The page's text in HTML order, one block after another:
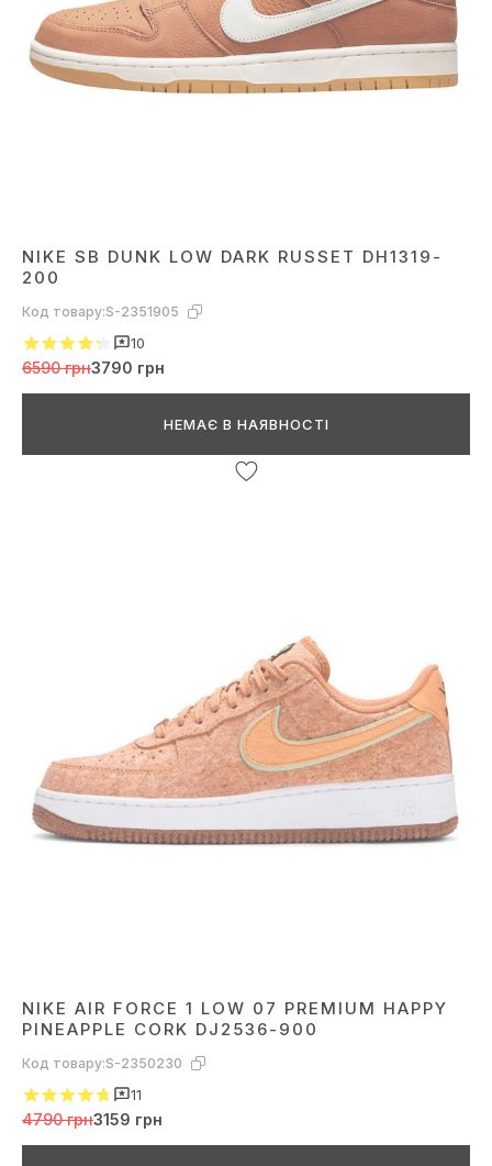
NIKE SB DUNK LOW DARK RUSSET DH1319-
200
Код товару:S-2351905
10
6590 грн3790 грн
НЕМАЄ В НАЯВНОСТІ
NIKE AIR FORCE 1 LOW 07 PREMIUM HAPPY
PINEAPPLE CORK DJ2536-900
Код товару:S-2350230
11
4790 грн3159 грн